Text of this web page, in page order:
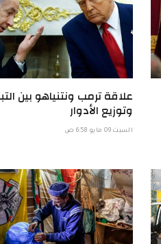
علاقة ترمب ونتنياهو بين
وتوزيع الأدوار
السبت 09 مايو 6:58 ص